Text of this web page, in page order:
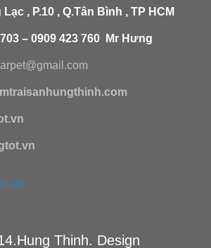
Lạc , P.10 , Q.Tân Bình , TP HCM
– 0909 423 760 Mr Hưng
m
sàn
Thinh. Design